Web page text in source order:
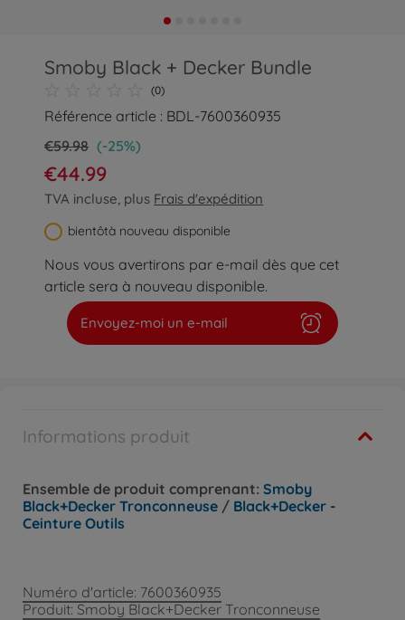
Smoby Black + Decker Bundle
(0)
Référence article : BDL-7600360935
€59.98 (-25%)
€44.99
TVA incluse, plus Frais d'expédition
bientôtà nouveau disponible
Nous vous avertirons par e-mail dès que cet
article sera à nouveau disponible.
Envoyez-moi un e-mail
Informations produit
Ensemble de produit comprenant: Smoby
Black+Decker Tronconneuse / Black+Decker -
Ceinture Outils
Numéro d'article: 7600360935
Produit: Smoby Black+Decker Tronconneuse